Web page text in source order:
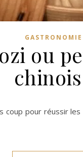
GASTRONOMIE
ou
coup pour réussir